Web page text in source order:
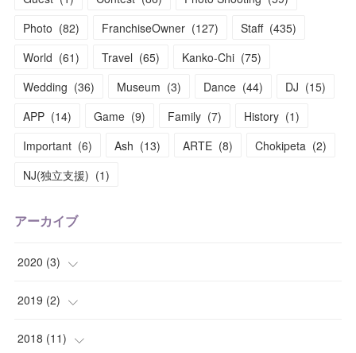
Photo (82) FranchiseOwner (127) Staff (435)
World (61) Travel (65) Kanko-Chi (75)
Wedding (36) Museum (3) Dance (44) DJ (15)
APP (14) Game (9) Family (7) History (1)
Important (6) Ash (13) ARTE (8) Chokipeta (2)
NJ(独立支援) (1)
アーカイブ
2020 (3)
(1
( 1)
2019 (2)
( 1)
2018 (11)